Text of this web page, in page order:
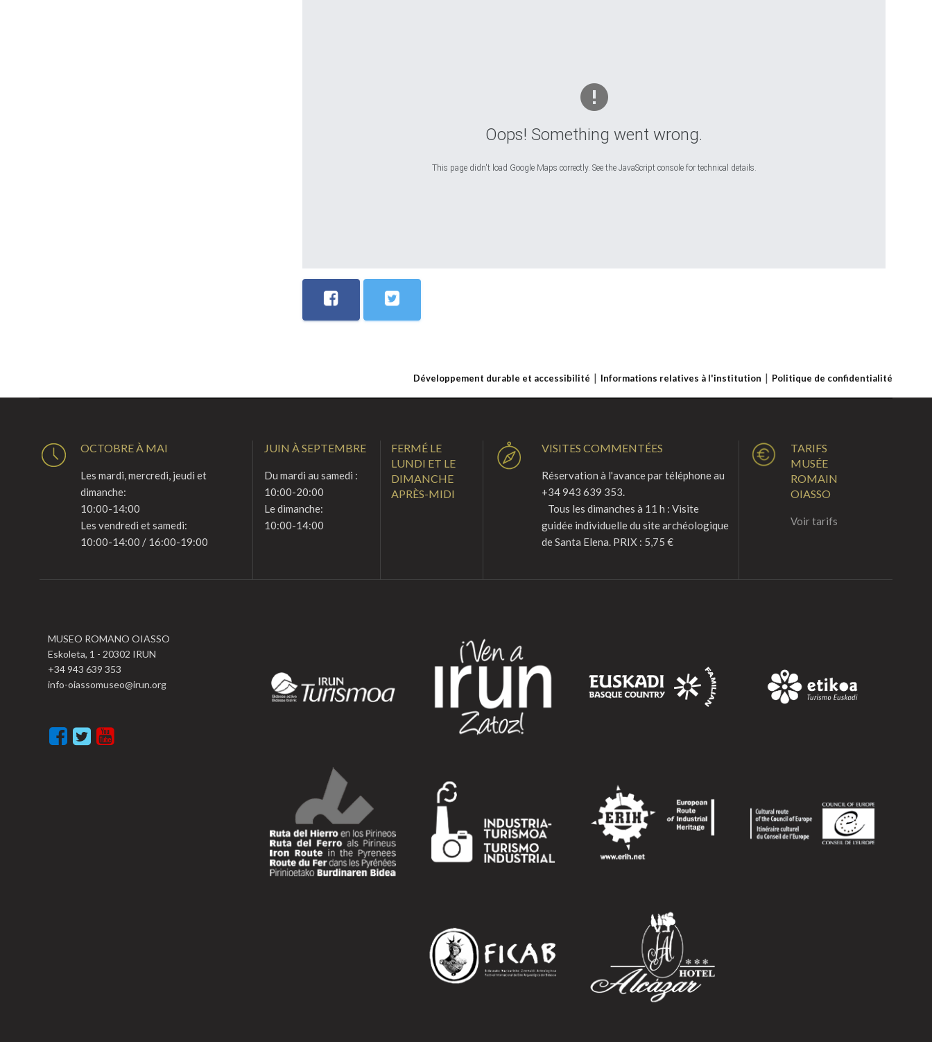
Oops! Something went wrong.
This page didn't load Google Maps correctly. See the JavaScript console for technical details.
Développement durable et accessibilité Informations relatives à l'institution Politique de confidentialité
OCTOBRE À MAI
Les mardi, mercredi, jeudi et
dimanche:
10:00-14:00
Les vendredi et samedi:
10:00-14:00 / 16:00-19:00
JUIN À SEPTEMBRE
Du mardi au samedi :
10:00-20:00
Le dimanche:
10:00-14:00
FERMÉ LE
LUNDI ET LE
DIMANCHE
APRÈS-MIDI
VISITES COMMENTÉES
Réservation à l'avance par téléphone au
+34 943 639 353.
Tous les dimanches à 11 h : Visite
guidée individuelle du site archéologique
de Santa Elena. PRIX : 5,75 €
TARIFS
MUSÉE
ROMAIN
OIASSO
Voir tarifs
MUSEO ROMANO OIASSO
Eskoleta, 1 - 20302 IRUN
+34 943 639 353
info-oiassomuseo@irun.org